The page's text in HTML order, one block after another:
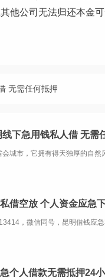
他公司无法归还本金
无需任何抵押
下急用钱私人借 无需
借空放 个人资金应急
个人借款无需抵押24